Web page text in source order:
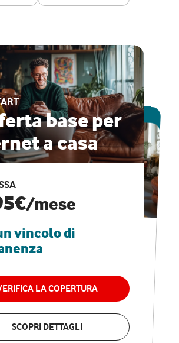
base per
a casa
/mese
vincolo di
LA COPERTURA
SCOPRI DETTAGLI
ESCLUSIVA ONLINE
CASA PRO
Internet veloce e
vantaggi speciali
RETE FISSA + VODAFONE CLUB
29,95€
permanenza
VERIFICA LA COPERTURA